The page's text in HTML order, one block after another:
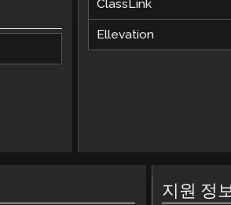
ClassLink
Ellevation
지원 정